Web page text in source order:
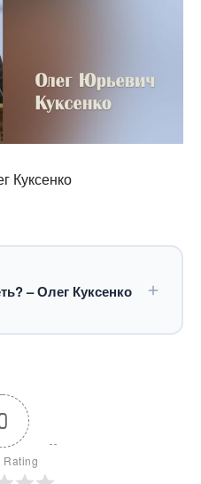
Куксенко
– Олег Куксенко
Rating